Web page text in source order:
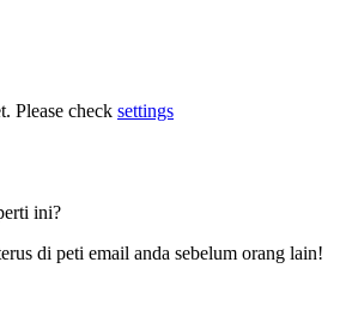
Please check settings
ini?
di peti email anda sebelum orang lain!